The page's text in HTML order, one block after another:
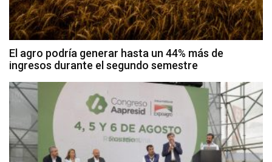
El agro podría generar hasta un 44% más de
ingresos durante el segundo semestre